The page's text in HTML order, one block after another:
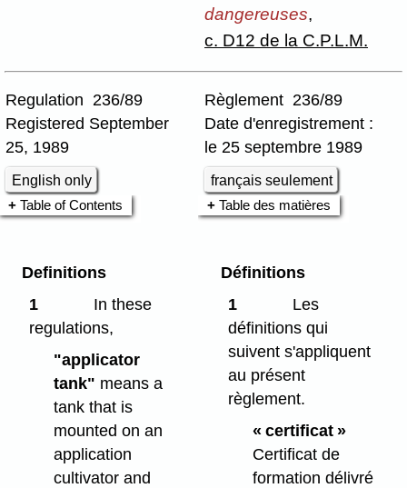
dangereuses,
c. D12 de la C.P.L.M.
Regulation 236/89
Registered September
25, 1989
English only
Règlement 236/89
Date d'enregistrement :
le 25 septembre 1989
français seulement
Table of Contents
Table des matières
Definitions
1
In these
regulations,
"applicator
tank" means a
tank that is
mounted on an
application
cultivator and
Définitions
1
Les
définitions qui
suivent s'appliquent
au présent
règlement.
« certificat »
Certificat de
formation délivré